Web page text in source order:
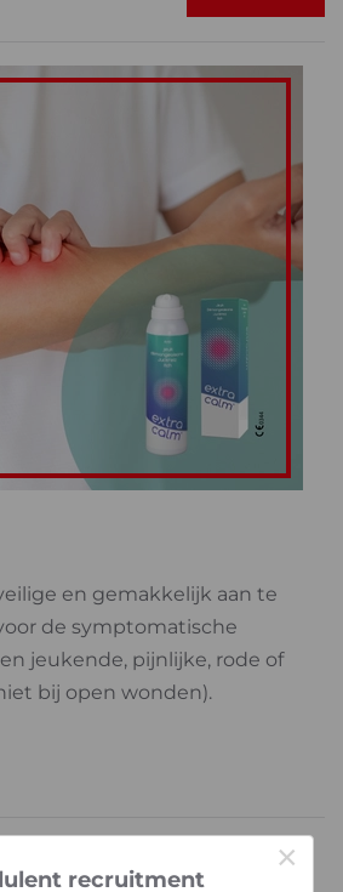
en gemakkelijk aan te
de symptomatische
jeukende, pijnlijke, rode of
bij open wonden).
×
recruitment